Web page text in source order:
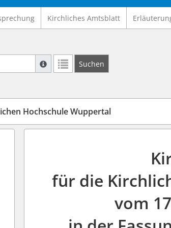
Kirchliches Amtsblatt
Suche mit Platzhalter "*", Bsp.
Suchen
Hochschule Wuppertal
für die
vom